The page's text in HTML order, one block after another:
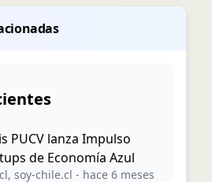
PUCV lanza Impulso
de Economía Azul
, soy-chile.cl - hace 6 meses